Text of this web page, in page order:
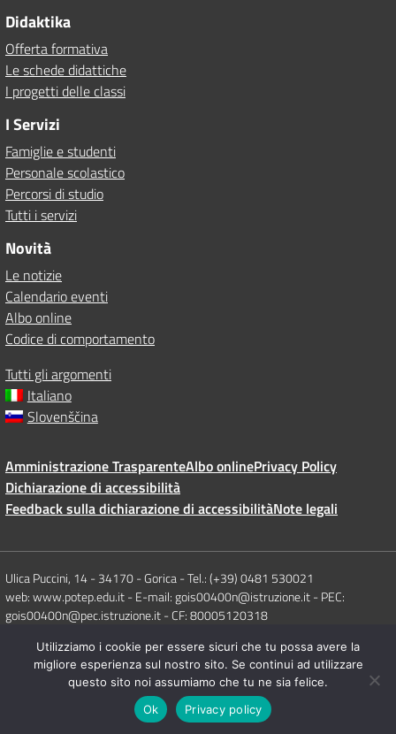
Didaktika
Offerta formativa
Le schede didattiche
I progetti delle classi
I Servizi
Famiglie e studenti
Personale scolastico
Percorsi di studio
Tutti i servizi
Novità
Le notizie
Calendario eventi
Albo online
Codice di comportamento
Tutti gli argomenti
Italiano
Slovenščina
Amministrazione TrasparenteAlbo onlinePrivacy Policy
Dichiarazione di accessibilità
Feedback sulla dichiarazione di accessibilitàNote legali
Ulica Puccini, 14 - 34170 - Gorica - Tel.: (+39) 0481 530021
web: www.potep.edu.it - E-mail: gois00400n@istruzione.it - PEC:
gois00400n@pec.istruzione.it - CF: 80005120318
Concept & Design by Designers Italia
Utilizziamo i cookie per essere sicuri che tu possa avere la
migliore esperienza sul nostro sito. Se continui ad utilizzare
questo sito noi assumiamo che tu ne sia felice.
Ok
Privacy policy